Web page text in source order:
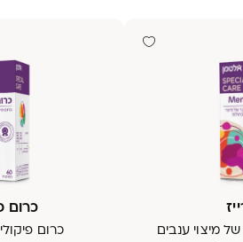
מיצוי ענבים
כרום
כרום פיקולינט,